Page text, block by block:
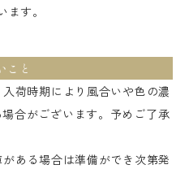
す。
こと
荷時期により風合いや色の濃
合がございます。予めご了承
ある場合は準備ができ次第発